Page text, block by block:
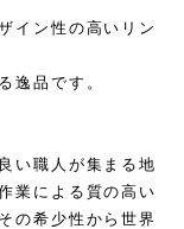
イン性の高いリン
逸品です。
い職人が集まる地
業による質の高い
の希少性から世界